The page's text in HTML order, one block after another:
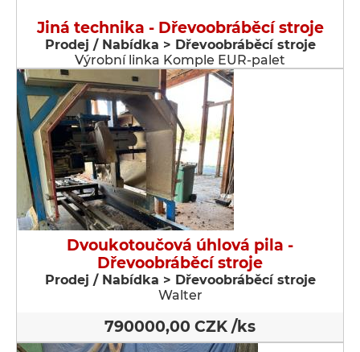
Jiná technika - Dřevoobráběcí stroje
Prodej / Nabídka > Dřevoobráběcí stroje
Výrobní linka Komple EUR-palet
Dvoukotoučová úhlová pila -
Dřevoobráběcí stroje
Prodej / Nabídka > Dřevoobráběcí stroje
Walter
790000,00 CZK /ks